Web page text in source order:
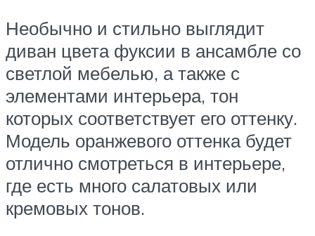
Необычно и стильно выглядит
диван цвета фуксии в ансамбле со
светлой мебелью, а также с
элементами интерьера, тон
которых соответствует его оттенку.
Модель оранжевого оттенка будет
отлично смотреться в интерьере,
где есть много салатовых или
кремовых тонов.